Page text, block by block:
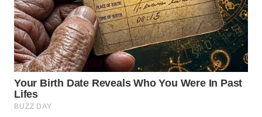
TEBING
TINGGI
WN
PAKPAK
KARAWANG